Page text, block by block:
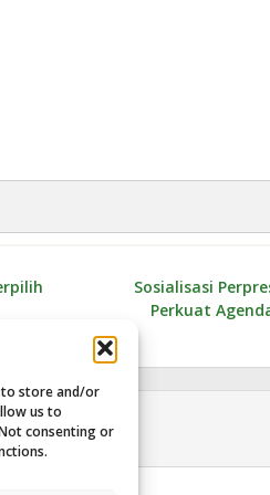
to store and/or
us to
consenting or
Sosialisasi
Perkuat